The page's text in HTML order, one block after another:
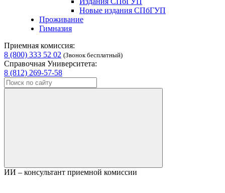
Новые издания СПбГУП
Проживание
Гимназия
Приемная комиссия:
8 (800) 333 52 02 (Звонок бесплатный)
Справочная Университета:
8 (812) 269-57-58
ИИ – консультант приемной комиссии